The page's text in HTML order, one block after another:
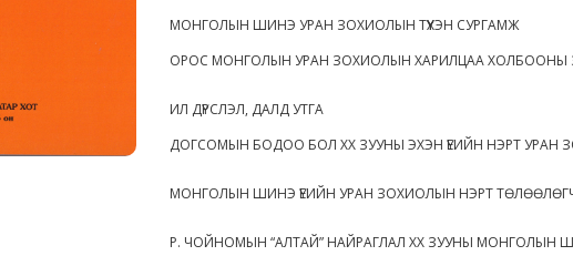
МОНГОЛЫН ШИНЭ УРАН ЗОХИОЛЫН ТҮҮХЭН СУРГАМЖ
ОРОС МОНГОЛЫН УРАН ЗОХИОЛЫН ХАРИЛЦАА ХОЛБООНЫ
ИЛ ДҮРСЛЭЛ, ДАЛД УТГА
ДОГСОМЫН БОДОО БОЛ XX ЗУУНЫ ЭХЭН ҮЕИЙН НЭРТ УРАН
МОНГОЛЫН ШИНЭ ҮЕИЙН УРАН ЗОХИОЛЫН НЭРТ
Р. ЧОЙНОМЫН “АЛТАЙ” НАЙРАГЛАЛ XX ЗУУНЫ МОНГОЛЫН